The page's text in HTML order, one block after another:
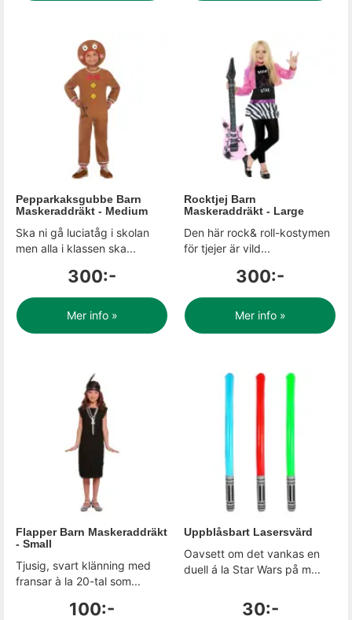
Pepparkaksgubbe Barn
Maskeraddräkt - Medium
Ska ni gå luciatåg i skolan
men alla i klassen ska...
300:-
Mer info »
Rocktjej Barn
Maskeraddräkt - Large
Den här rock& roll-kostymen
för tjejer är vild...
300:-
Mer info »
Flapper Barn Maskeraddräkt
- Small
Tjusig, svart klänning med
fransar à la 20-tal som...
100:-
Uppblåsbart Lasersvärd
Oavsett om det vankas en
duell á la Star Wars på m...
30:-